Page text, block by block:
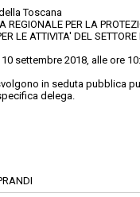
Toscana
PER LA
LE ATTIVITA' DEL
settembre 2018, alle ore
in seduta pubblica
delega.